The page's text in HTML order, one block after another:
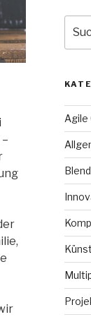
nach:
Agile